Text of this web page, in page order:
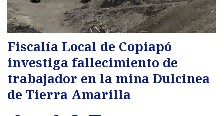
Fiscalía Local de Copiapó
investiga fallecimiento de
trabajador en la mina Dulcinea
de Tierra Amarilla